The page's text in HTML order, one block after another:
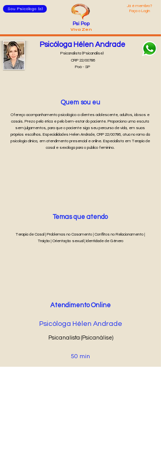
Sou Psicólogo (a)
Já é membro?
Faça o Login
Psi Pop
Viva Zen
Psicóloga Hélen Andrade
CRP 22/00786
Poá - SP
Psicanalista (Psicanálise)
Quem sou eu
Ofereço acompanhamento psicológico a clientes adolescente, adultos, idosos e
casais. Prezo pela ética e pelo bem-estar do paciente. Proporciono uma escuta
sem julgamentos, para que o paciente siga seu percurso de vida, em suas
próprias escolhas. Especialidades Helen Andrade, CRP 22/00786, atua no ramo da
psicologia clínica, em atendimento presencial e online. Especialista em Terapia de
casal e sexóloga para o publico feminino.
Terapia de Casal | Problemas no Casamento | Conflitos no Relacionamento |
Traição | Orientação sexual | Identidade de Gênero
Temas que atendo
Atendimento Online
Psicóloga Hélen Andrade
Psicanalista (Psicanálise)
50 min